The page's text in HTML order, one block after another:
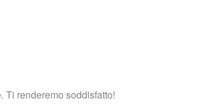
Ti renderemo soddisfatto!